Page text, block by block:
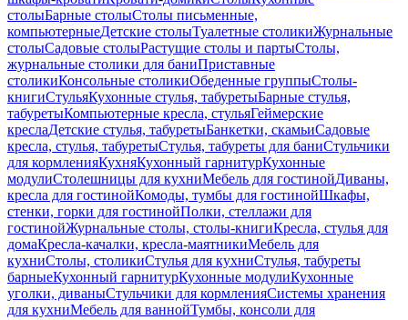
столыБарные столыСтолы письменные,
компьютерныеДетские столыТуалетные столикиЖурнальные
столыСадовые столыРастущие столы и партыСтолы,
журнальные столики для баниПриставные
столикиКонсольные столикиОбеденные группыСтолы-
книгиСтульяКухонные стулья, табуретыБарные стулья,
табуретыКомпьютерные кресла, стульяГеймерские
креслаДетские стулья, табуретыБанкетки, скамьиСадовые
кресла, стулья, табуретыСтулья, табуреты для баниСтульчики
для кормленияКухняКухонный гарнитурКухонные
модулиСтолешницы для кухниМебель для гостинойДиваны,
кресла для гостинойКомоды, тумбы для гостинойШкафы,
стенки, горки для гостинойПолки, стеллажи для
гостинойЖурнальные столы, столы-книгиКресла, стулья для
домаКресла-качалки, кресла-маятникиМебель для
кухниСтолы, столикиСтулья для кухниСтулья, табуреты
барныеКухонный гарнитурКухонные модулиКухонные
уголки, диваныСтульчики для кормленияСистемы хранения
для кухниМебель для ваннойТумбы, консоли для